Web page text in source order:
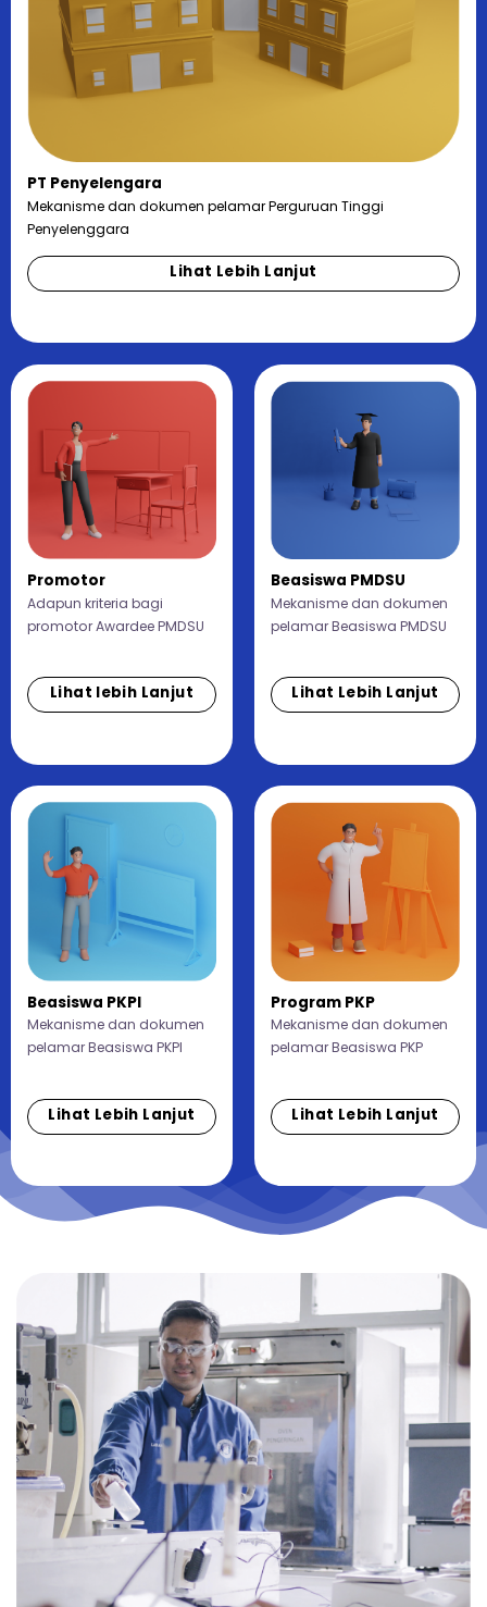
PT Penyelengara
Mekanisme dan dokumen pelamar Perguruan Tinggi
Penyelenggara
Lihat Lebih Lanjut
Promotor
Adapun kriteria bagi
promotor Awardee PMDSU
Lihat lebih Lanjut
Beasiswa PMDSU
Mekanisme dan dokumen
pelamar Beasiswa PMDSU
Lihat Lebih Lanjut
Beasiswa PKPI
Mekanisme dan dokumen
pelamar Beasiswa PKPI
Lihat Lebih Lanjut
Program PKP
Mekanisme dan dokumen
pelamar Beasiswa PKP
Lihat Lebih Lanjut